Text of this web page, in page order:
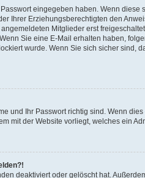
eingegeben haben. Wenn diese
Ihrer Erziehungsberechtigten den
Mitglieder erst
Sie eine E-Mail erhalten haben,
wurde. Wenn Sie sich sicher sind,
und Ihr Passwort richtig sind. Wenn
mit der Website vorliegt, welches ein
deaktiviert oder gelöscht hat.